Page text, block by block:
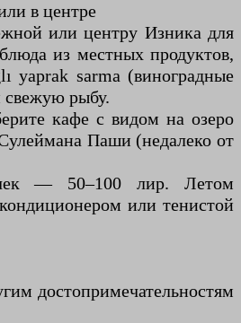
в центре
или центру Изника для
из местных продуктов,
yaprak sarma (виноградные
свежую рыбу.
кафе с видом на озеро
Паши (недалеко от
— 50–100 лир. Летом
или тенистой
достопримечательностям